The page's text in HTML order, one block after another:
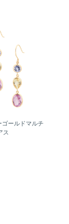
ールドマルチ
ス